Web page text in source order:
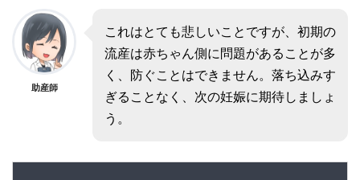
助産師
これはとても悲しいことですが、初期の
流産は赤ちゃん側に問題があることが多
く、防ぐことはできません。落ち込みす
ぎることなく、次の妊娠に期待しましょ
う。